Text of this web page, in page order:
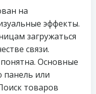
на
эффекты.
загружаться
связи.
Основные
панель или
товаров